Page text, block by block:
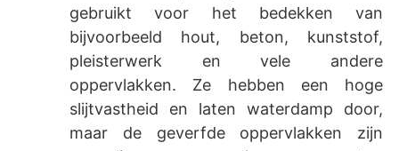
gebruikt voor het bedekken van
bijvoorbeeld hout, beton, kunststof,
pleisterwerk en vele andere
oppervlakken. Ze hebben een hoge
slijtvastheid en laten waterdamp door,
maar de geverfde oppervlakken zijn